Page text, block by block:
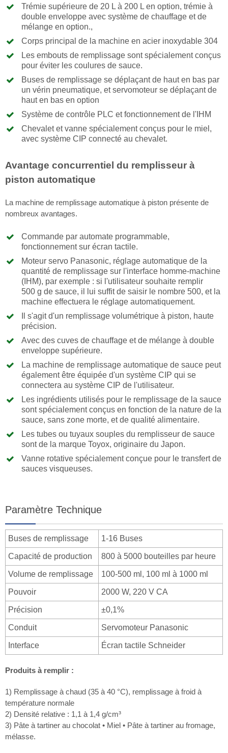
Trémie supérieure de 20 L à 200 L en option, trémie à
double enveloppe avec système de chauffage et de
mélange en option.,
Corps principal de la machine en acier inoxydable 304
Les embouts de remplissage sont spécialement conçus
pour éviter les coulures de sauce.
Buses de remplissage se déplaçant de haut en bas par
un vérin pneumatique, et servomoteur se déplaçant de
haut en bas en option
Système de contrôle PLC et fonctionnement de l'IHM
Chevalet et vanne spécialement conçus pour le miel,
avec système CIP connecté au chevalet.
Avantage concurrentiel du remplisseur à
piston automatique
La machine de remplissage automatique à piston présente de
nombreux avantages.
Commande par automate programmable,
fonctionnement sur écran tactile.
Moteur servo Panasonic, réglage automatique de la
quantité de remplissage sur l'interface homme-machine
(IHM), par exemple : si l'utilisateur souhaite remplir
500 g de sauce, il lui suffit de saisir le nombre 500, et la
machine effectuera le réglage automatiquement.
Il s'agit d'un remplissage volumétrique à piston, haute
précision.
Avec des cuves de chauffage et de mélange à double
enveloppe supérieure.
La machine de remplissage automatique de sauce peut
également être équipée d'un système CIP qui se
connectera au système CIP de l'utilisateur.
Les ingrédients utilisés pour le remplissage de la sauce
sont spécialement conçus en fonction de la nature de la
sauce, sans zone morte, et de qualité alimentaire.
Les tubes ou tuyaux souples du remplisseur de sauce
sont de la marque Toyox, originaire du Japon.
Vanne rotative spécialement conçue pour le transfert de
sauces visqueuses.
Paramètre Technique
Buses de remplissage 1-16 Buses
Capacité de production 800 à 5000 bouteilles par heure
Volume de remplissage 100-500 ml, 100 ml à 1000 ml
Pouvoir 2000 W, 220 V CA
Précision ±0,1%
Conduit Servomoteur Panasonic
Interface Écran tactile Schneider
Produits à remplir :
1) Remplissage à chaud (35 à 40 °C), remplissage à froid à
température normale
2) Densité relative : 1,1 à 1,4 g/cm³
3) Pâte à tartiner au chocolat • Miel • Pâte à tartiner au fromage,
mélasse.